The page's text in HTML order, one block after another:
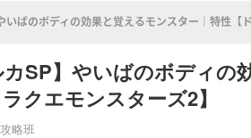
いばのボディの効果と覚えるモンスター｜特性【
カSP】やいばのボディの
クエモンスターズ2】
略班